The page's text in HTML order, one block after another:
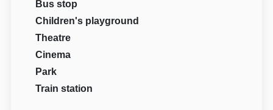
Bus stop
Children's playground
Theatre
Cinema
Park
Train station